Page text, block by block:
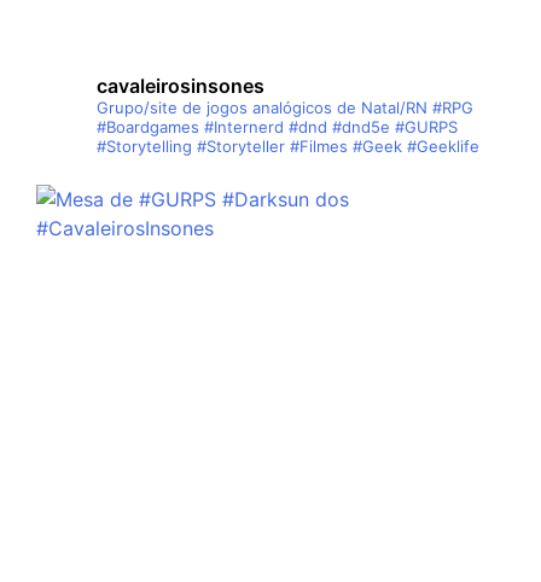
cavaleirosinsones
Grupo/site de jogos analógicos de Natal/RN #RPG
#Boardgames #Internerd #dnd #dnd5e #GURPS
#Storytelling #Storyteller #Filmes #Geek #Geeklife